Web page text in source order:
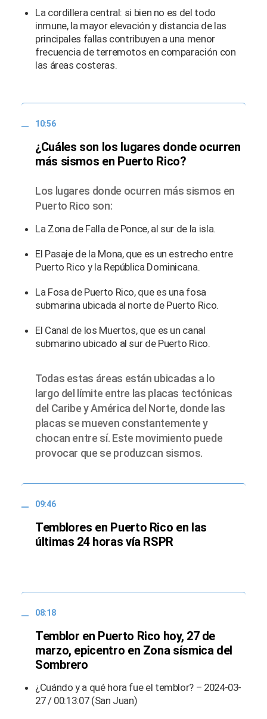
La cordillera central: si bien no es del todo
inmune, la mayor elevación y distancia de las
principales fallas contribuyen a una menor
frecuencia de terremotos en comparación con
las áreas costeras.
10:56
¿Cuáles son los lugares donde ocurren
más sismos en Puerto Rico?
Los lugares donde ocurren más sismos en
Puerto Rico son:
La Zona de Falla de Ponce, al sur de la isla.
El Pasaje de la Mona, que es un estrecho entre
Puerto Rico y la República Dominicana.
La Fosa de Puerto Rico, que es una fosa
submarina ubicada al norte de Puerto Rico.
El Canal de los Muertos, que es un canal
submarino ubicado al sur de Puerto Rico.
Todas estas áreas están ubicadas a lo
largo del límite entre las placas tectónicas
del Caribe y América del Norte, donde las
placas se mueven constantemente y
chocan entre sí. Este movimiento puede
provocar que se produzcan sismos.
09:46
Temblores en Puerto Rico en las
últimas 24 horas vía RSPR
08:18
Temblor en Puerto Rico hoy, 27 de
marzo, epicentro en Zona sísmica del
Sombrero
¿Cuándo y a qué hora fue el temblor? – 2024-03-
27 / 00:13:07 (San Juan)